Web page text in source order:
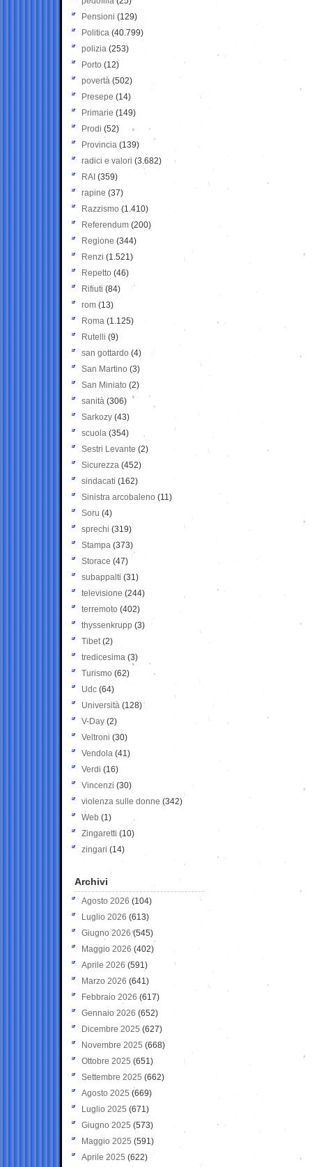
Pensioni (129)
Politica (40.799)
polizia (253)
Porto (12)
povertà (502)
Presepe (14)
Primarie (149)
Prodi (52)
Provincia (139)
radici e valori (3.682)
RAI (359)
rapine (37)
Razzismo (1.410)
Referendum (200)
Regione (344)
Renzi (1.521)
Repetto (46)
Rifiuti (84)
rom (13)
Roma (1.125)
Rutelli (9)
san gottardo (4)
San Martino (3)
San Miniato (2)
sanità (306)
Sarkozy (43)
scuola (354)
Sestri Levante (2)
Sicurezza (452)
sindacati (162)
Sinistra arcobaleno (11)
Soru (4)
sprechi (319)
Stampa (373)
Storace (47)
subappalti (31)
televisione(244)
terremoto (402)
thyssenkrupp (3)
Tibet(2)
tredicesima (3)
Turismo (62)
Udc (64)
Università (128)
V-Day (2)
Veltroni (30)
Vendola (41)
Verdi (16)
Vincenzi (30)
violenza sulle donne (342)
Web (1)
Zingaretti (10)
zingari (14)
Archivi
Agosto 2026 (104)
Luglio 2026 (613)
Giugno 2026 (545)
Maggio 2026 (402)
Aprile 2026 (591)
Marzo 2026 (641)
Febbraio 2026 (617)
Gennaio 2026 (652)
Dicembre 2025 (627)
Novembre 2025 (668)
Ottobre 2025 (651)
Settembre 2025 (662)
Agosto 2025 (669)
Luglio 2025 (671)
Giugno 2025 (573)
Maggio 2025 (591)
Aprile 2025 (622)